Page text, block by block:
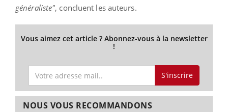
généraliste", concluent les auteurs.
Vous aimez cet article ? Abonnez-vous à la newsletter
!
S'inscrire
NOUS VOUS RECOMMANDONS